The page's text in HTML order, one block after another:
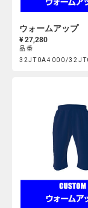
ウォームアップ
¥ 27,280
Product
品番